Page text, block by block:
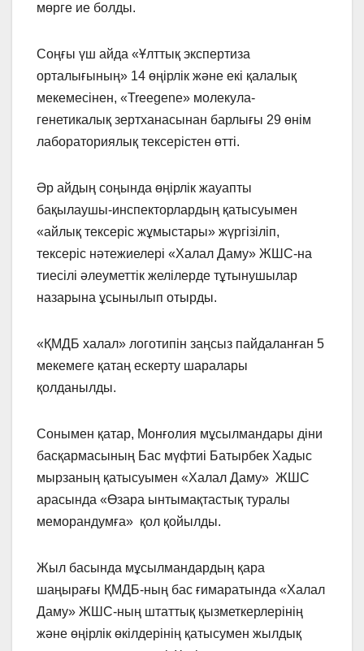
мөрге ие болды.
Соңғы үш айда «Ұлттық экспертиза
орталығының» 14 өңірлік және екі қалалық
мекемесінен, «Treegene» молекула-
генетикалық зертханасынан барлығы 29 өнім
лабораториялық тексерістен өтті.
Әр айдың соңында өңірлік жауапты
бақылаушы-инспекторлардың қатысуымен
«айлық тексеріс жұмыстары» жүргізіліп,
тексеріс нәтежиелері «Халал Даму» ЖШС-на
тиесілі әлеуметтік желілерде тұтынушылар
назарына ұсынылып отырды.
«ҚМДБ халал» логотипін заңсыз пайдаланған 5
мекемеге қатаң ескерту шаралары
қолданылды.
Сонымен қатар, Монғолия мұсылмандары діни
басқармасының Бас мүфтиі Батырбек Хадыс
мырзаның қатысуымен «Халал Даму» ЖШС
арасында «Өзара ынтымақтастық туралы
меморандумға» қол қойылды.
Жыл басында мұсылмандардың қара
шаңырағы ҚМДБ-ның бас ғимаратында «Халал
Даму» ЖШС-ның штаттық қызметкерлерінің
және өңірлік өкілдерінің қатысумен жылдық